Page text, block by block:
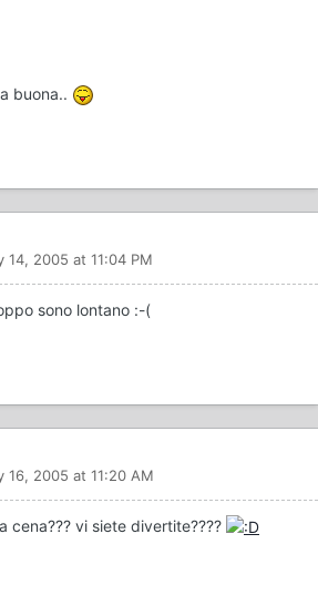
buona..
14, 2005 at 11:04 PM
sono lontano :-(
16, 2005 at 11:20 AM
cena??? vi siete divertite????